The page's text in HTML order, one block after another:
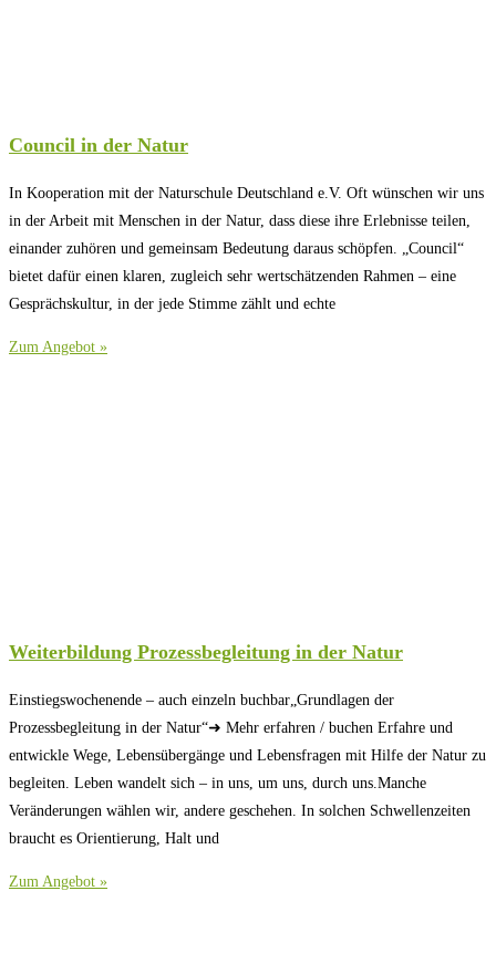
Council in der Natur
In Kooperation mit der Naturschule Deutschland e.V. Oft wünschen wir uns
in der Arbeit mit Menschen in der Natur, dass diese ihre Erlebnisse teilen,
einander zuhören und gemeinsam Bedeutung daraus schöpfen. „Council“
bietet dafür einen klaren, zugleich sehr wertschätzenden Rahmen – eine
Gesprächskultur, in der jede Stimme zählt und echte
Zum Angebot »
Weiterbildung Prozessbegleitung in der Natur
Einstiegswochenende – auch einzeln buchbar„Grundlagen der
Prozessbegleitung in der Natur“➜ Mehr erfahren / buchen Erfahre und
entwickle Wege, Lebensübergänge und Lebensfragen mit Hilfe der Natur zu
begleiten. Leben wandelt sich – in uns, um uns, durch uns.Manche
Veränderungen wählen wir, andere geschehen. In solchen Schwellenzeiten
braucht es Orientierung, Halt und
Zum Angebot »